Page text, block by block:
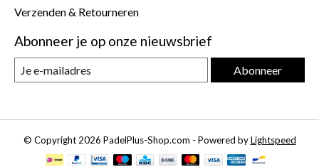
Verzenden & Retourneren
Abonneer je op onze nieuwsbrief
Abonneer
© Copyright 2026 PadelPlus-Shop.com - Powered byLightspeed